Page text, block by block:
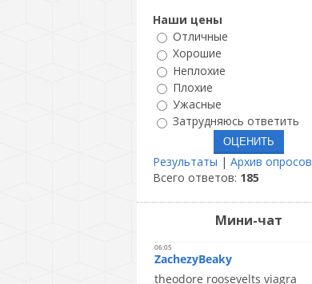
Наши цены
Отличные
Хорошие
Неплохие
Плохие
Ужасные
Затрудняюсь ответить
Результаты | Архив опросов
Всего ответов: 185
Мини-чат